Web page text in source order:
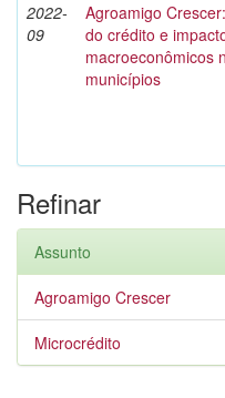
2022-
09
Agroamigo
do crédito e
macroeconômicos
municípios
Refinar
Assunto
Agroamigo Crescer
Microcrédito